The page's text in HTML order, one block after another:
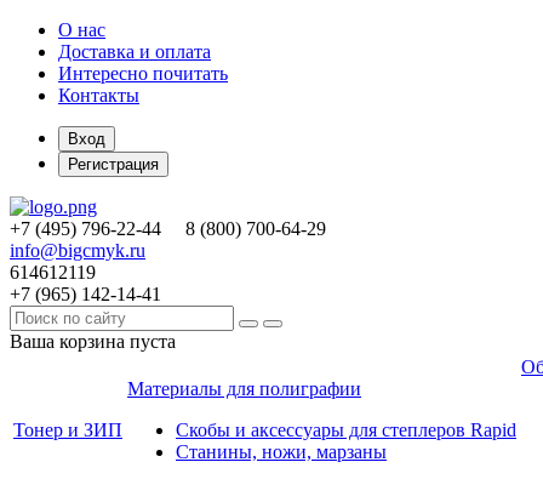
О нас
Доставка и оплата
Интересно почитать
Контакты
Вход
Регистрация
+7 (495) 796-22-44 8 (800) 700-64-29
info@bigcmyk.ru
614612119
+7 (965) 142-14-41
Ваша корзина пуста
Тонер и ЗИП
Материалы для полиграфии
Скобы и аксессуары для степлеров Rapid
Станины, ножи, марзаны